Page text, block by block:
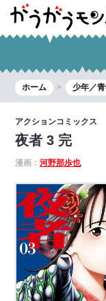
ホーム 少年／
アクションコミックス
夜者 3 完
漫画：河野那歩也